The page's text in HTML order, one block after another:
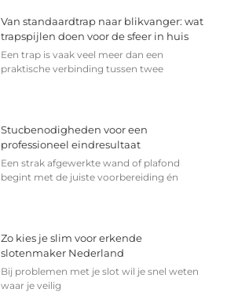
Van standaardtrap naar blikvanger: wat
trapspijlen doen voor de sfeer in huis
Een trap is vaak veel meer dan een
praktische verbinding tussen twee
Stucbenodigheden voor een
professioneel eindresultaat
Een strak afgewerkte wand of plafond
begint met de juiste voorbereiding én
Zo kies je slim voor erkende
slotenmaker Nederland
Bij problemen met je slot wil je snel weten
waar je veilig